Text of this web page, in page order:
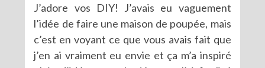
J’adore vos DIY! J’avais eu vaguement
l’idée de faire une maison de poupée, mais
c’est en voyant ce que vous avais fait que
j’en ai vraiment eu envie et ça m’a inspiré